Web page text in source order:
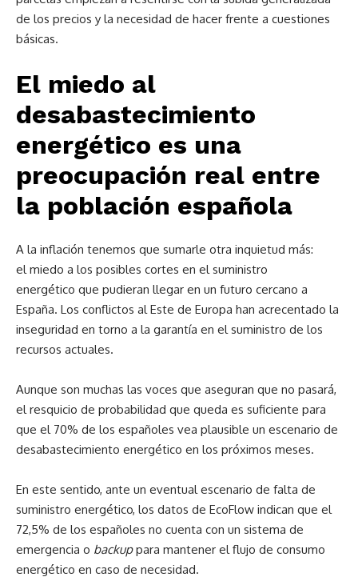
de los precios y la necesidad de hacer frente a cuestiones
básicas.
El miedo al
desabastecimiento
energético es una
preocupación real entre
la población española
A la inflación tenemos que sumarle otra inquietud más:
el miedo a los posibles cortes en el suministro
energético que pudieran llegar en un futuro cercano a
España. Los conflictos al Este de Europa han acrecentado la
inseguridad en torno a la garantía en el suministro de los
recursos actuales.
Aunque son muchas las voces que aseguran que no pasará,
el resquicio de probabilidad que queda es suficiente para
que el 70% de los españoles vea plausible un escenario de
desabastecimiento energético en los próximos meses.
En este sentido, ante un eventual escenario de falta de
suministro energético, los datos de EcoFlow indican que el
72,5% de los españoles no cuenta con un sistema de
emergencia o backuppara mantener el flujo de consumo
energético en caso de necesidad.